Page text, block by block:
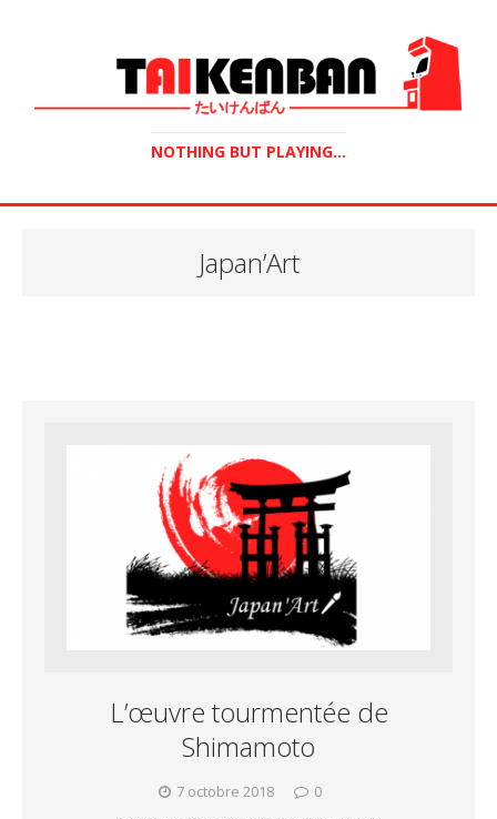
NOTHING BUT PLAYING...
Japan’Art
L’œuvre tourmentée de
Shimamoto
7 octobre 2018 0